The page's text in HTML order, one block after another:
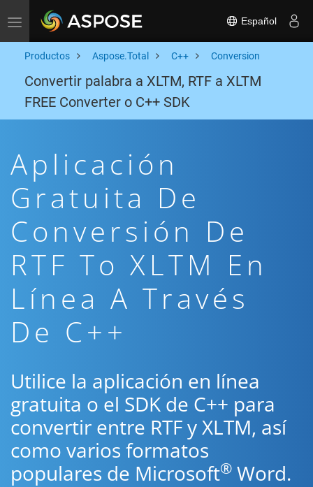
Toggle navigation Español
Productos Aspose.Total C++ Conversion
Convertir palabra a XLTM, RTF a XLTM
FREE Converter o C++ SDK
Aplicación
Gratuita De
Conversión De
RTF To XLTM En
Línea A Través
De C++
Utilice la aplicación en línea
gratuita o el SDK de C++ para
convertir entre RTF y XLTM, así
como varios formatos
populares de Microsoft® Word.